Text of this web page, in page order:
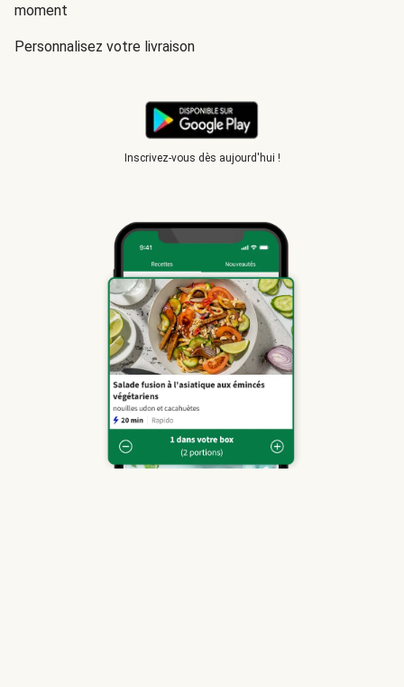
moment
Personnalisez votre livraison
Inscrivez-vous dès aujourd'hui !